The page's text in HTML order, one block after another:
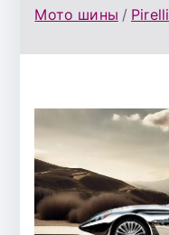
Мото шины
Pirelli